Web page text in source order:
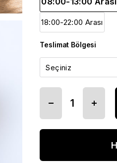
18:00-22:00 Arası
Teslimat Bölgesi